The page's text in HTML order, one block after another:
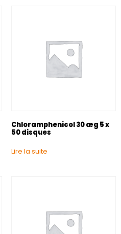
Chloramphenicol 30 æg 5 x
50 disques
Lire la suite